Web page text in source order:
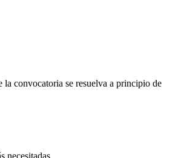
la convocatoria se resuelva a principio de